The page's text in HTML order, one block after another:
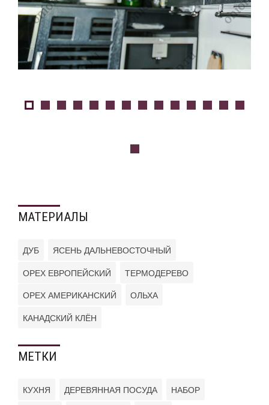
МАТЕРИАЛЫ
ДУБ
ЯСЕНЬ ДАЛЬНЕВОСТОЧНЫЙ
ОРЕХ ЕВРОПЕЙСКИЙ
ТЕРМОДЕРЕВО
ОРЕХ АМЕРИКАНСКИЙ
ОЛЬХА
КАНАДСКИЙ КЛЁН
МЕТКИ
КУХНЯ ДЕРЕВЯННАЯ ПОСУДА
НАБОР